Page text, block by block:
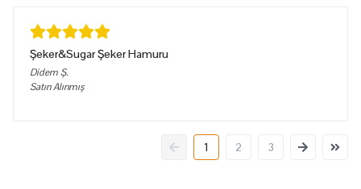
Şeker&Sugar Şeker Hamuru
Didem Ş.
Satın Alınmış
1 2 3